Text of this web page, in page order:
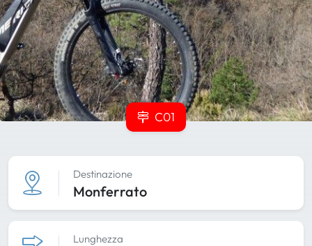
C01
Destinazione
Monferrato
Lunghezza